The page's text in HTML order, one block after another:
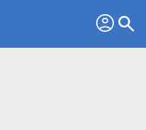
profil search